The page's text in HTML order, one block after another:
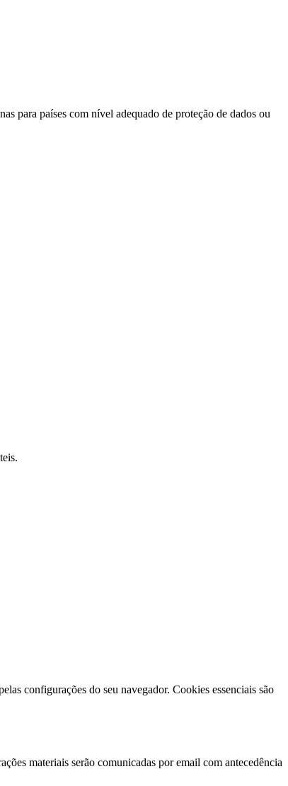
para países com nível adequado de proteção de dados ou
configurações do seu navegador. Cookies essenciais são
materiais serão comunicadas por email com antecedência